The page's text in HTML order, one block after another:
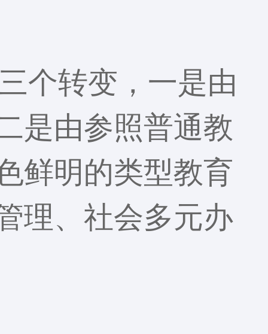
个转变，一是由
是由参照普通教
鲜明的类型教育
理、社会多元办